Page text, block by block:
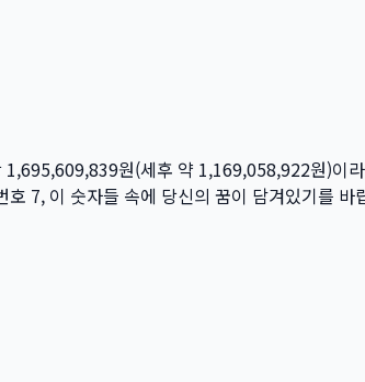
1,695,609,839원(세후 약 1,169,058,922원)이
호 7, 이 숫자들 속에 당신의 꿈이 담겨있기를 바